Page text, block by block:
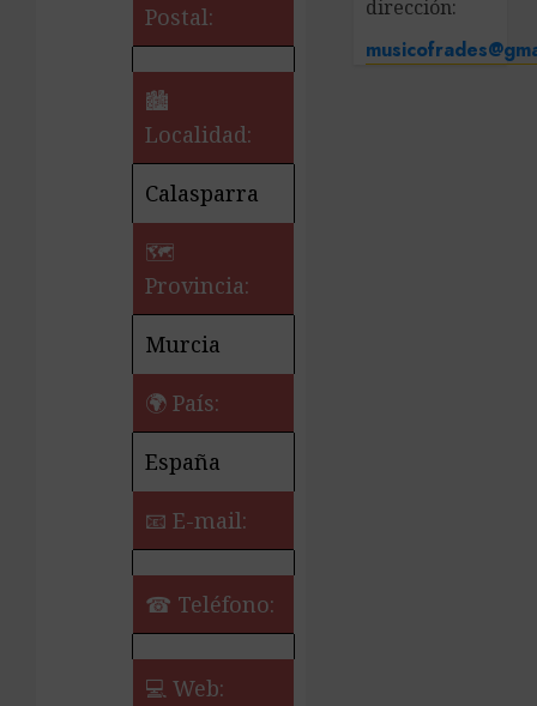
Postal:
🏙️
Localidad:
Calasparra
🗺
Provincia:
Murcia
🌍 País:
España
📧 E-mail:
☎ Teléfono:
💻 Web:
dirección: